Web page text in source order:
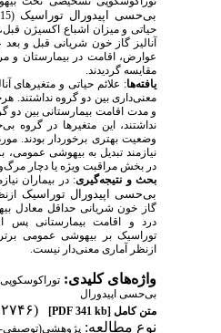
بی‌حسی اپیدورال توراسیک
حیاتی و میزان اشباع اکسیژن
آنالیز گاز خون شریانی قبل و بعد
عوارض، اقامت در بیمارستان و
مقایسه گردیدند.
یافته‌ها: علائم حیاتی و متغیرهای
معنی‌داری بین دو گروه نداشتند.
و مدت اقامت بیمارستانی بین دو
نداشتند، این متغیرها در گروه
وضعیت بهتری برخوردار بودند.
نیازمند تبدیل به بیهوشی عمومی،
در بخش مراقبت ویژه یا دچار
بحث و نتیجه‌گیری: در بیماران
بی‌حسی اپیدورال توراسیک
گاز خون شریانی حداقل معادل
درد و اقامت بیمارستانی پس
توراسیک بر بیهوشی عمومی
ازنظر آماری معنی‌دار نیست.
واژه‌های کلیدی: توراکوسکوپی
بی‌حسی اپیدورال
متن کامل[PDF 341 kb]
(۲۷۴۶ دریافت)
نوع مطالعه: پژوهشي(توصیفی-